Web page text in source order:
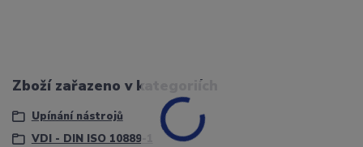
Zboží zařazeno v kategoriích
Upínání nástrojů
VDI - DIN ISO 10889-1